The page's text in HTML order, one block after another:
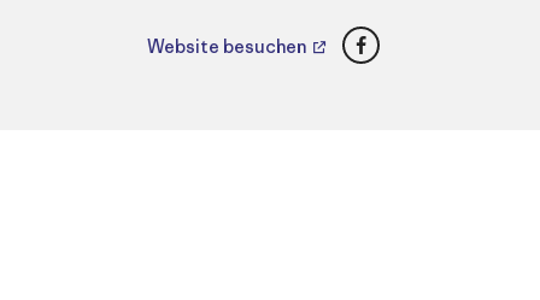
Website besuchen Facebook